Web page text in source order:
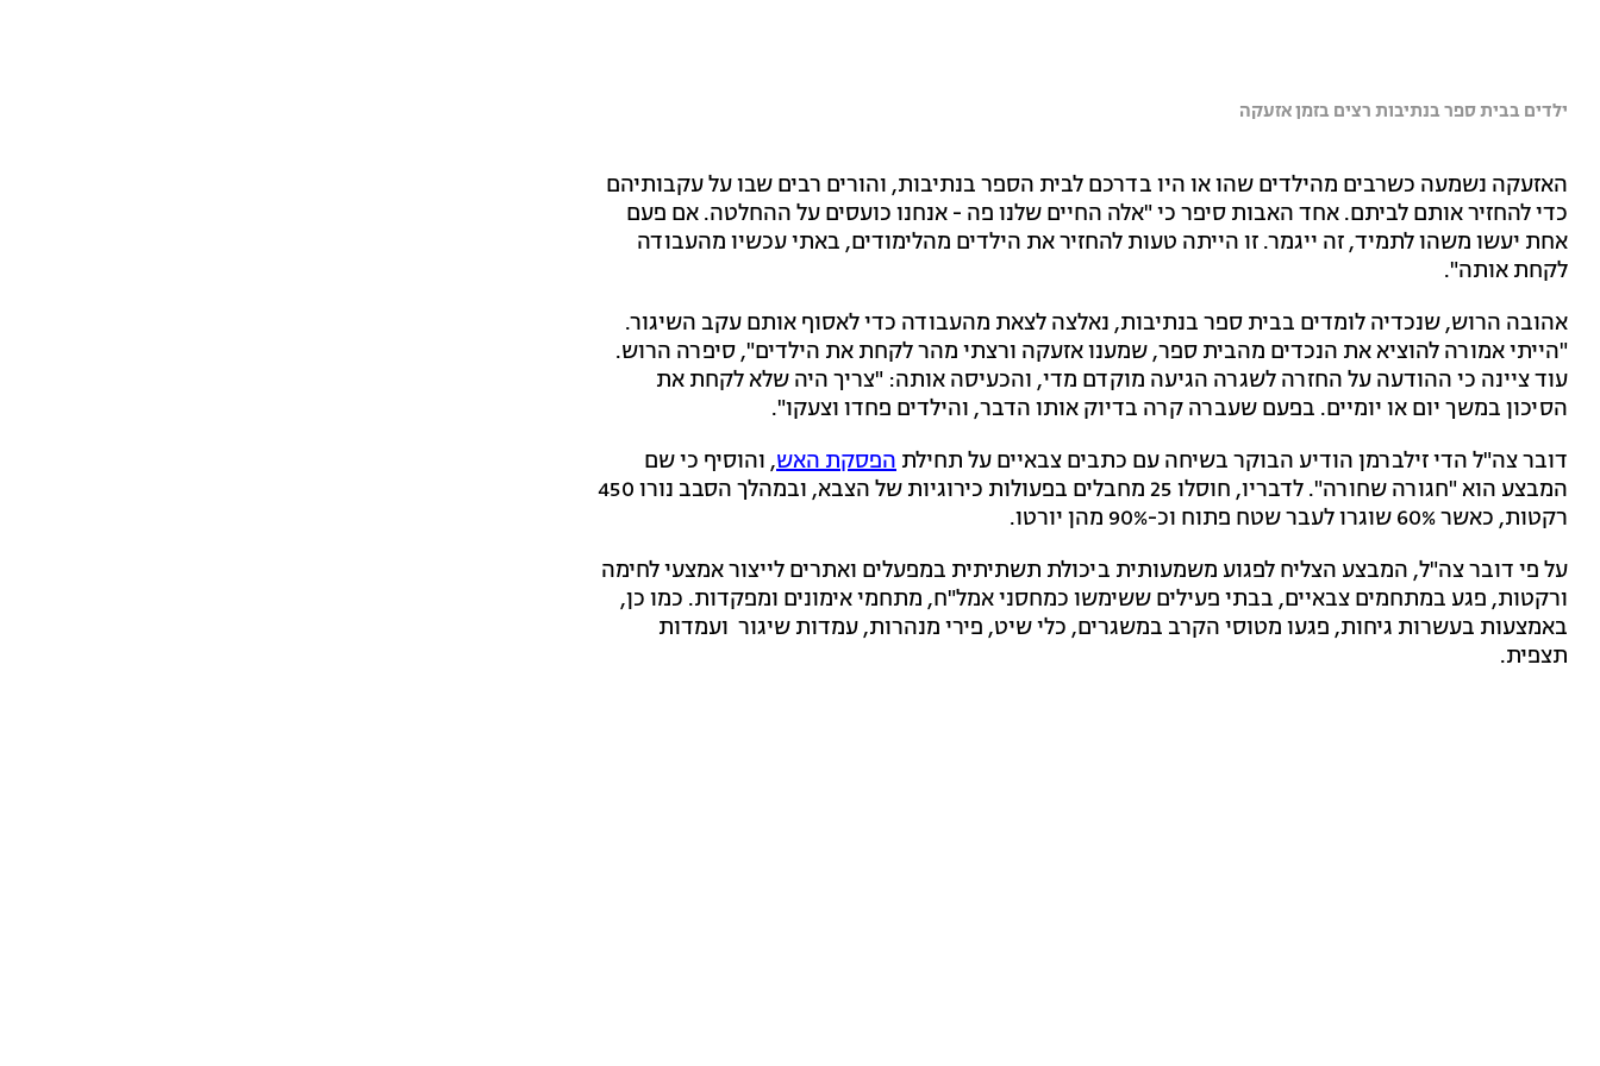
ילדים בבית ספר בנתיבות רצים בזמן אזעקה
האזעקה נשמעה כשרבים מהילדים שהו או היו בדרכם לבית הספר בנתיבות, והורים רבים שבו על עקבותיהם
כדי להחזיר אותם לביתם. אחד האבות סיפר כי "אלה החיים שלנו פה - אנחנו כועסים על ההחלטה. אם פעם
אחת יעשו משהו לתמיד, זה ייגמר. זו הייתה טעות להחזיר את הילדים מהלימודים, באתי עכשיו מהעבודה
לקחת אותה".
אהובה הרוש, שנכדיה לומדים בבית ספר בנתיבות, נאלצה לצאת מהעבודה כדי לאסוף אותם עקב השיגור.
"הייתי אמורה להוציא את הנכדים מהבית ספר, שמענו אזעקה ורצתי מהר לקחת את הילדים", סיפרה הרוש.
עוד ציינה כי ההודעה על החזרה לשגרה הגיעה מוקדם מדי, והכעיסה אותה: "צריך היה שלא לקחת את
הסיכון במשך יום או יומיים. בפעם שעברה קרה בדיוק אותו הדבר, והילדים פחדו וצעקו".
דובר צה"ל הדי זילברמן הודיע הבוקר בשיחה עם כתבים צבאיים על תחילת הפסקת האש, והוסיף כי שם
המבצע הוא "חגורה שחורה". לדבריו, חוסלו 25 מחבלים בפעולות כירוגיות של הצבא, ובמהלך הסבב נורו 450
רקטות, כאשר 60% שוגרו לעבר שטח פתוח וכ-90% מהן יורטו.
על פי דובר צה"ל, המבצע הצליח לפגוע משמעותית ביכולת תשתיתית במפעלים ואתרים לייצור אמצעי לחימה
ורקטות, פגע במתחמים צבאיים, בבתי פעילים ששימשו כמחסני אמל"ח, מתחמי אימונים ומפקדות. כמו כן,
באמצעות בעשרות גיחות, פגעו מטוסי הקרב במשגרים, כלי שיט, פירי מנהרות, עמדות שיגור ועמדות
תצפית.